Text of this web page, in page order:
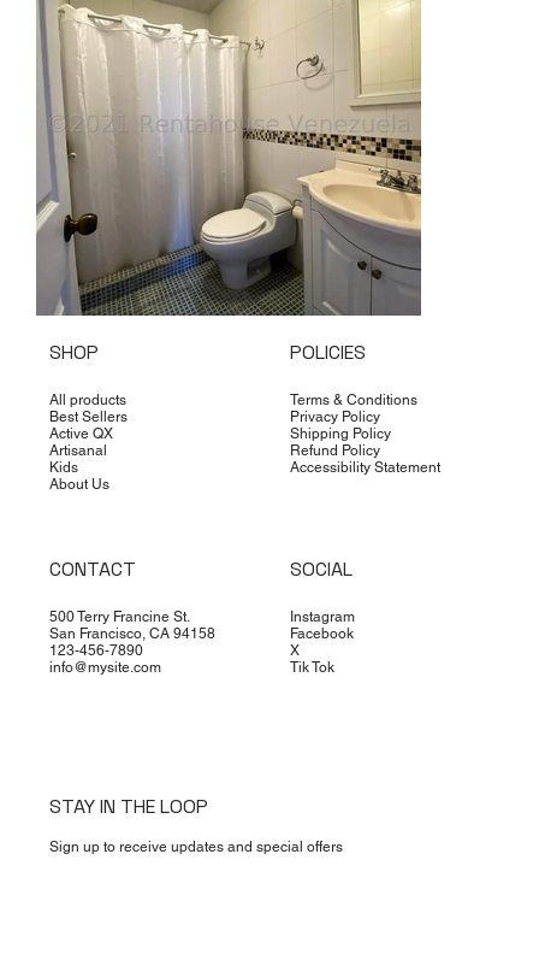
SHOP
All products
Best Sellers
Active QX
Artisanal
Kids
About Us
POLICIES
Terms & Conditions
Privacy Policy
Shipping Policy
Refund Policy
Accessibility Statement
CONTACT
500 Terry Francine St.
San Francisco, CA 94158
123-456-7890
info@mysite.com
SOCIAL
Instagram
Facebook
X
Tik Tok
STAY IN THE LOOP
Sign up to receive updates and special offers